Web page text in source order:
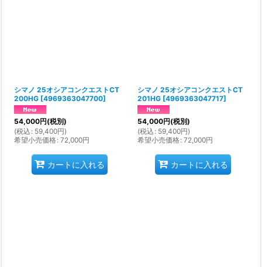
シマノ 25オシアコンクエストCT
200HG [4969363047700]
54,000円(税別)
(税込 : 59,400円)
希望小売価格: 72,000円
カートに入れる
シマノ 25オシアコンクエストCT
201HG [4969363047717]
54,000円(税別)
(税込 : 59,400円)
希望小売価格: 72,000円
カートに入れる